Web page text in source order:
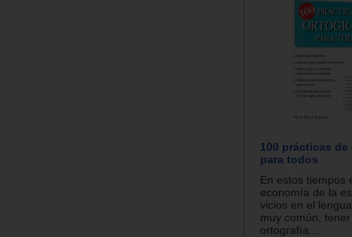
100 prácticas
para todos
En estos tiempos
economía de la
vicios en el
muy común,
ortografía...